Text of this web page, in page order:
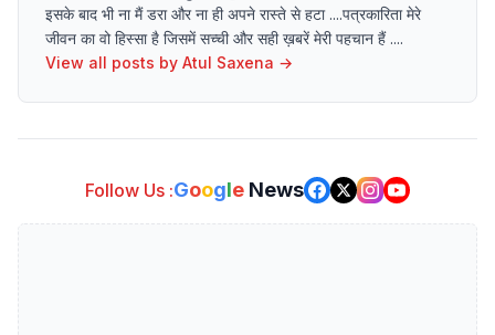
इसके बाद भी ना मैं डरा और ना ही अपने रास्ते से हटा ....पत्रकारिता मेरे
जीवन का वो हिस्सा है जिसमें सच्ची और सही ख़बरें मेरी पहचान हैं ....
View all posts by Atul Saxena →
Follow Us :Google News